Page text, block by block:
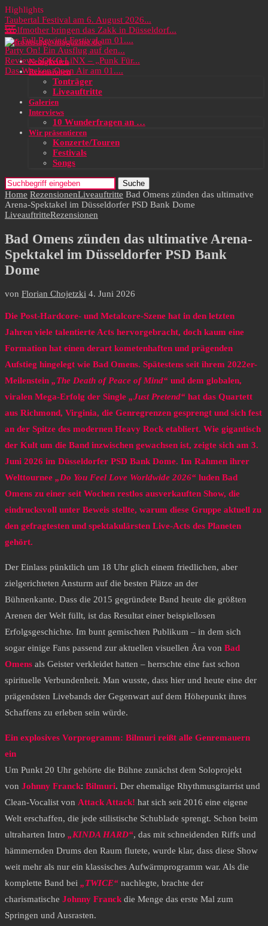
Highlights
Taubertal Festival am 6. August 2026...
Wolfmother bringen das Zakk in Düsseldorf...
Das Full Rewind Festival am 01....
Party On! Ein Ausflug auf den...
Review: SOKO LiNX – „Punk Für...
Das Wacken Open Air am 01....
Neuigkeiten
Rezensionen
Tonträger
Liveauftritte
Galerien
Interviews
10 Wunderfragen an …
Wir präsentieren
Konzerte/Touren
Festivals
Songs
Suche
Home RezensionenLiveauftritte Bad Omens zünden das ultimative
Arena-Spektakel im Düsseldorfer PSD Bank Dome
LiveauftritteRezensionen
Bad Omens zünden das ultimative Arena-
Spektakel im Düsseldorfer PSD Bank
Dome
von Florian Chojetzki 4. Juni 2026
Die Post-Hardcore- und Metalcore-Szene hat in den letzten
Jahren viele talentierte Acts hervorgebracht, doch kaum eine
Formation hat einen derart kometenhaften und prägenden
Aufstieg hingelegt wie Bad Omens. Spätestens seit ihrem 2022er-
Meilenstein „The Death of Peace of Mind“ und dem globalen,
viralen Mega-Erfolg der Single „Just Pretend“ hat das Quartett
aus Richmond, Virginia, die Genregrenzen gesprengt und sich fest
an der Spitze des modernen Heavy Rock etabliert. Wie gigantisch
der Kult um die Band inzwischen gewachsen ist, zeigte sich am 3.
Juni 2026 im Düsseldorfer PSD Bank Dome. Im Rahmen ihrer
Welttournee „Do You Feel Love Worldwide 2026“ luden Bad
Omens zu einer seit Wochen restlos ausverkauften Show, die
eindrucksvoll unter Beweis stellte, warum diese Gruppe aktuell zu
den gefragtesten und spektakulärsten Live-Acts des Planeten
gehört.
​Der Einlass pünktlich um 18 Uhr glich einem friedlichen, aber
zielgerichteten Ansturm auf die besten Plätze an der
Bühnenkante. Dass die 2015 gegründete Band heute die größten
Arenen der Welt füllt, ist das Resultat einer beispiellosen
Erfolgsgeschichte. Im bunt gemischten Publikum – in dem sich
sogar einige Fans passend zur aktuellen visuellen Ära von Bad
Omens als Geister verkleidet hatten – herrschte eine fast schon
spirituelle Verbundenheit. Man wusste, dass hier und heute eine der
prägendsten Livebands der Gegenwart auf dem Höhepunkt ihres
Schaffens zu erleben sein würde.
​Ein explosives Vorprogramm: Bilmuri reißt alle Genremauern
ein
​Um Punkt 20 Uhr gehörte die Bühne zunächst dem Soloprojekt
von Johnny Franck: Bilmuri. Der ehemalige Rhythmusgitarrist und
Clean-Vocalist von Attack Attack! hat sich seit 2016 eine eigene
Welt erschaffen, die jede stilistische Schublade sprengt. Schon beim
ultraharten Intro „KINDA HARD“, das mit schneidenden Riffs und
hämmernden Drums den Raum flutete, wurde klar, dass diese Show
weit mehr als nur ein klassisches Aufwärmprogramm war. Als die
komplette Band bei „TWICE“ nachlegte, brachte der
charismatische Johnny Franckdie Menge das erste Mal zum
Springen und Ausrasten.